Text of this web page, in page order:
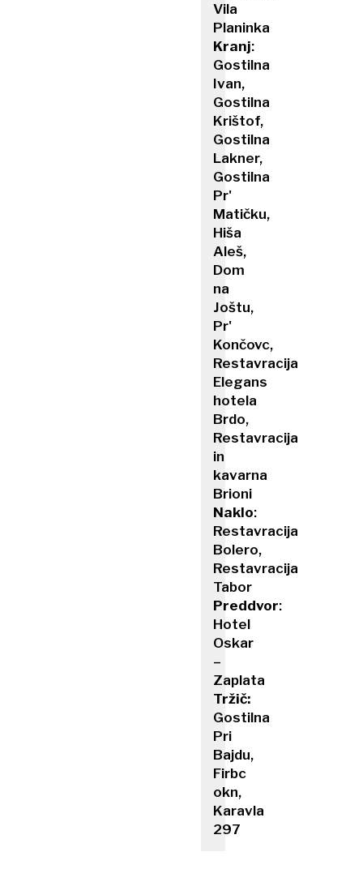
Vila
Planinka
Kranj:
Gostilna
Ivan,
Gostilna
Krištof,
Gostilna
Lakner,
Gostilna
Pr'
Matičku,
Hiša
Aleš,
Dom
na
Joštu,
Pr'
Končovc,
Restavracija
Elegans
hotela
Brdo,
Restavracija
in
kavarna
Brioni
Naklo:
Restavracija
Bolero,
Restavracija
Tabor
Preddvor:
Hotel
Oskar
–
Zaplata
Tržič:
Gostilna
Pri
Bajdu,
Firbc
okn,
Karavla
297